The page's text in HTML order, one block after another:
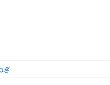
の時々で大きさや形が変わり
省き安価で提供するため収穫
ぎ